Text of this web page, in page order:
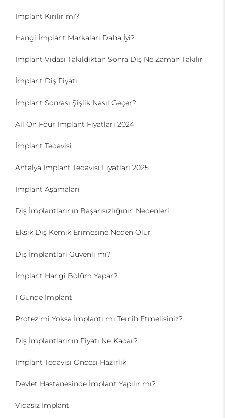
İmplant Kırılır mı?
Hangi İmplant Markaları Daha İyi?
İmplant Vidası Takıldıktan Sonra Diş Ne Zaman Takılır
İmplant Diş Fiyatı
İmplant Sonrası Şişlik Nasıl Geçer?
All On Four İmplant Fiyatları 2024
İmplant Tedavisi
Antalya İmplant Tedavisi Fiyatları 2025
İmplant Aşamaları
Diş İmplantlarının Başarısızlığının Nedenleri
Eksik Diş Kemik Erimesine Neden Olur
Diş İmplantları Güvenli mi?
İmplant Hangi Bölüm Yapar?
1 Günde İmplant
Protez mi Yoksa İmplantı mı Tercih Etmelisiniz?
Diş İmplantlarının Fiyatı Ne Kadar?
İmplant Tedavisi Öncesi Hazırlık
Devlet Hastanesinde İmplant Yapılır mı?
Vidasız İmplant